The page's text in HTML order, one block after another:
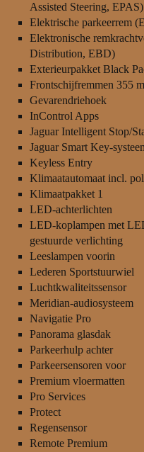
Assisted Steering, EPAS)
Elektrische parkeerrem
Elektronische
Distribution, EBD)
Exterieurpakket Black
Frontschijfremmen 355
Gevarendriehoek
InControl Apps
Jaguar Intelligent Stop/
Jaguar Smart Key-
Keyless Entry
Klimaatautomaat incl.
Klimaatpakket 1
LED-achterlichten
LED-koplampen met
gestuurde verlichting
Leeslampen voorin
Lederen Sportstuurwiel
Luchtkwaliteitssensor
Meridian-audiosysteem
Navigatie Pro
Panorama glasdak
Parkeerhulp achter
Parkeersensoren voor
Premium vloermatten
Pro Services
Protect
Regensensor
Remote Premium